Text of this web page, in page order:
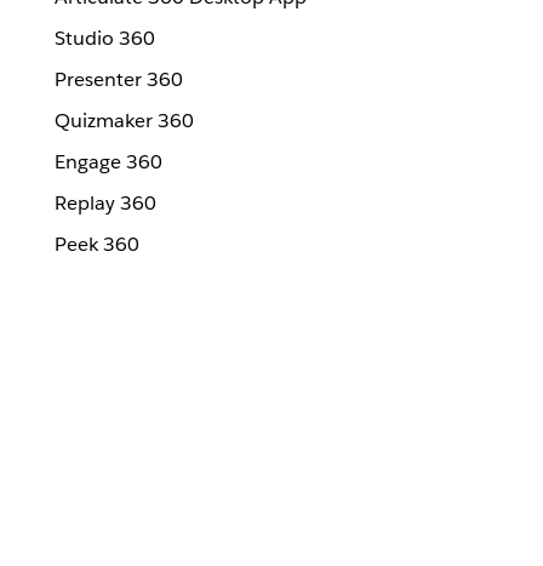
Studio 360
Presenter 360
Quizmaker 360
Engage 360
Replay 360
Peek 360